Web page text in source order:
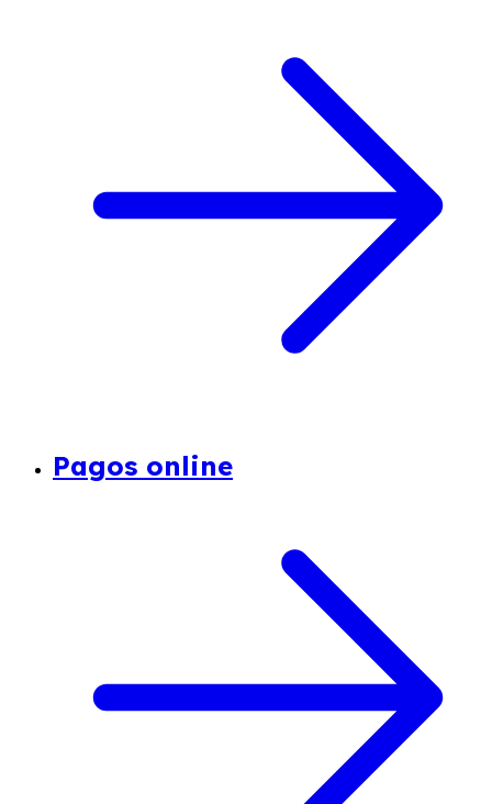
Pagos online